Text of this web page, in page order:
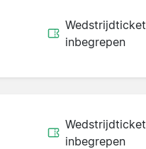
Wedstrijdticket
inbegrepen
Wedstrijdticket
inbegrepen